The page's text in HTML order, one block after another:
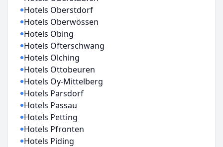
Hotels Oberstdorf
Hotels Oberwössen
Hotels Obing
Hotels Ofterschwang
Hotels Olching
Hotels Ottobeuren
Hotels Oy-Mittelberg
Hotels Parsdorf
Hotels Passau
Hotels Petting
Hotels Pfronten
Hotels Piding